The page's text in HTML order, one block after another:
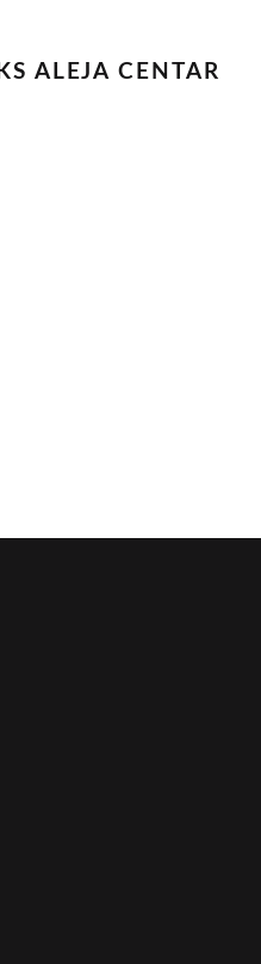
ALEJA CENTAR